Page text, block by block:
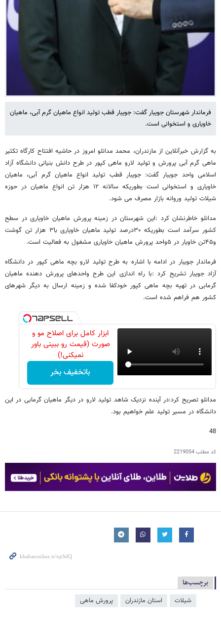
فرماندار شهرستان جویبار گفت: جویبار قطب تولید انواع ماهیان گرم آبی، ماهیان
خاویاری و استخوانی است.
به گزارش خبرآنلاین از مازندران، محمد مدانلو امروز در حاشیه افتتاح کارگاه تکثیر
ماهی گرم آبی پرورش و تولید لارو ماهی کپور در طرح دانش بنیانی دانشگاه آزاد
اسلامی واحد جویبار گفت: جویبار قطب تولید انواع ماهیان گرم آبی، ماهیان
خاویاری و استخوانی است بطوریکه سالانه ۱۲ هزار تن انواع ماهیان در حوزه
شیلات تولید وروانه بازار مصرف می شود.
مدانلو خاطرنشان کرد :این شهرستان در زمینه پرورش ماهیان خاویاری در سطح
کشور سرآمد است بطوریکه ۳۰درصد تولید ماهیان خاویاری با۳ هزار تن گوشت
و۴۵تن خاویار در ۵واحد پرورش ماهیان خاویاری مشغول به فعالیت است.
فرماندار جویبار در ادامه با اشاره به طرح تولید لارو بچه ماهی کپور در دانشگاه
آزاد جویبار تشریح کرد :با راه اندازی این طرح واحدهای پرورش دهنده ماهیان
گرمابی در تهیه بچه ماهی کپور خودکفا شده و زمینه ارسال به دیگر شهرهای
کشور هم فراهم شده است.
ابزار کامل برای اصلاح مو و
صورت (قیمت رو ببینی باور
نمیکنی!)
باتخفیف بخر
مدانلو تصریح کرد:در آینده نزدیک شاهد تولید لارو در دیگر ماهیان گرمابی در این
دانشگاه در مسیر تولید علم خواهیم بود.
48
کد مطلب2219054
برچسب‌ها
شیلات استان مازندران پرورش ماهی